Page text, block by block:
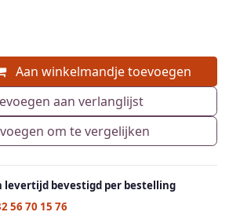
Aan winkelmandje toevoegen
om te vergelijken
aan verlanglijst
levertijd bevestigd per bestelling
56 70 15 76